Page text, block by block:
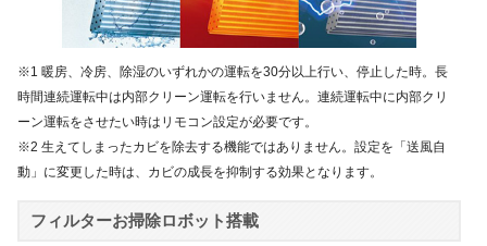
※1 暖房、冷房、除湿のいずれかの運転を30分以上行い、停止した時。長
時間連続運転中は内部クリーン運転を行いません。連続運転中に内部クリ
ーン運転をさせたい時はリモコン設定が必要です。
※2 生えてしまったカビを除去する機能ではありません。設定を「送風自
動」に変更した時は、カビの成長を抑制する効果となります。
フィルターお掃除ロボット搭載